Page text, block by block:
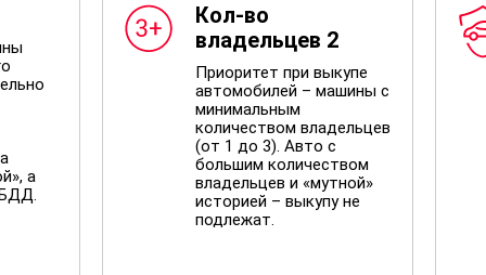
а
Кол-во
владельцев 2
Приоритет при выкупе
автомобилей – машины с
минимальным
количеством владельцев
(от 1 до 3). Авто с
большим количеством
владельцев и «мутной»
историей – выкупу не
подлежат.